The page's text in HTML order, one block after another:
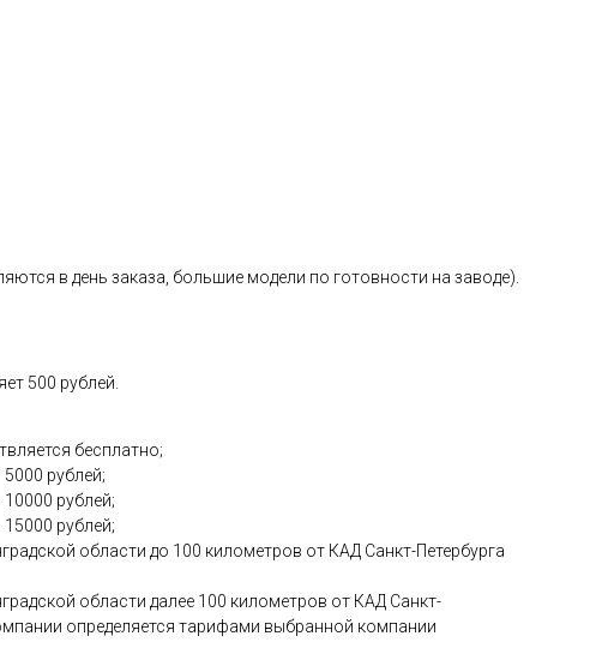
в день заказа, большие модели по готовности на заводе).
500 рублей.
бесплатно;
рублей;
рублей;
рублей;
области до 100 километров от КАД Санкт-Петербурга
области далее 100 километров от КАД Санкт-
определяется тарифами выбранной компании